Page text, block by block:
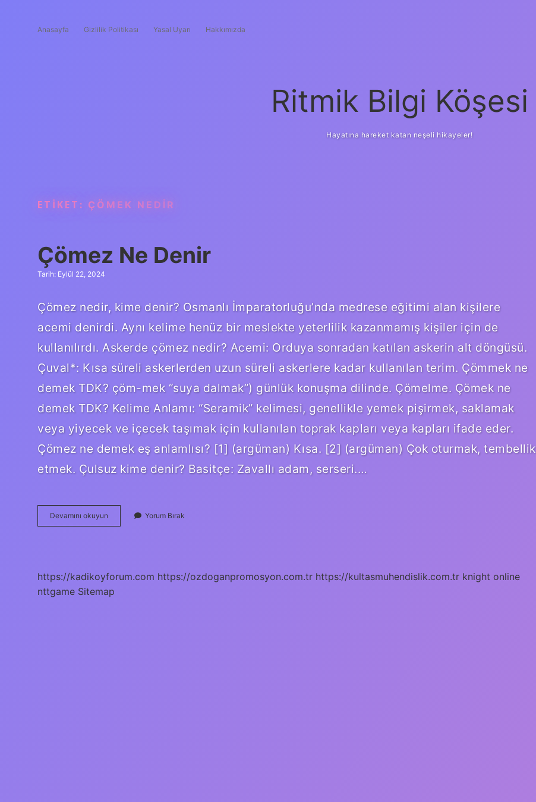
Anasayfa Gizlilik Politikası Yasal Uyarı Hakkımızda
Ritmik Bilgi Köşesi
Hayatına hareket katan neşeli hikayeler!
ETIKET: ÇÖMEK NEDIR
Çömez Ne Denir
Tarih: Eylül 22, 2024
Çömez nedir, kime denir? Osmanlı İmparatorluğu’nda medrese eğitimi alan kişilere
acemi denirdi. Aynı kelime henüz bir meslekte yeterlilik kazanmamış kişiler için de
kullanılırdı. Askerde çömez nedir? Acemi: Orduya sonradan katılan askerin alt döngüsü.
Çuval*: Kısa süreli askerlerden uzun süreli askerlere kadar kullanılan terim. Çömmek ne
demek TDK? çöm-mek “suya dalmak”) günlük konuşma dilinde. Çömelme. Çömek ne
demek TDK? Kelime Anlamı: “Seramik” kelimesi, genellikle yemek pişirmek, saklamak
veya yiyecek ve içecek taşımak için kullanılan toprak kapları veya kapları ifade eder.
Çömez ne demek eş anlamlısı? [1] (argüman) Kısa. [2] (argüman) Çok oturmak, tembellik
etmek. Çulsuz kime denir? Basitçe: Zavallı adam, serseri.…
Devamını okuyun
Ne
Yorum Bırak
https://kadikoyforum.com https://ozdoganpromosyon.com.tr https://kultasmuhendislik.com.tr knight online
nttgame Sitemap